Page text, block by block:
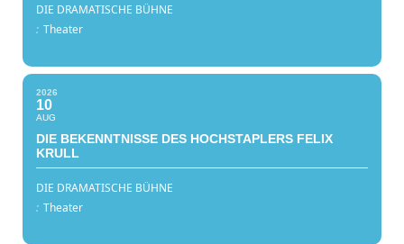
DIE DRAMATISCHE BÜHNE
: Theater
2026
10
AUG
DIE BEKENNTNISSE DES HOCHSTAPLERS FELIX
KRULL
DIE DRAMATISCHE BÜHNE
: Theater